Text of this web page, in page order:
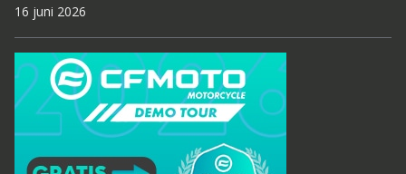
16 juni 2026